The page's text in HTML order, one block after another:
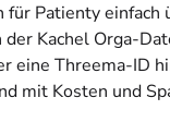
Patienty
Kachel Orga-
eine Threema-ID
mit Kosten und